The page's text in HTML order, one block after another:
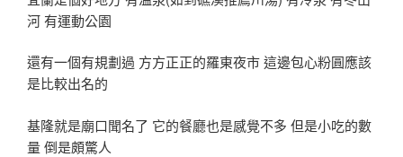
河 有運動公園
還有一個有規劃過 方方正正的羅東夜市 這邊包心粉圓應該
是比較出名的
基隆就是廟口聞名了 它的餐廳也是感覺不多 但是小吃的數
量 倒是頗驚人